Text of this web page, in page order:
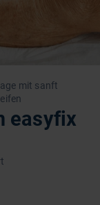
mit sanft
easyfix